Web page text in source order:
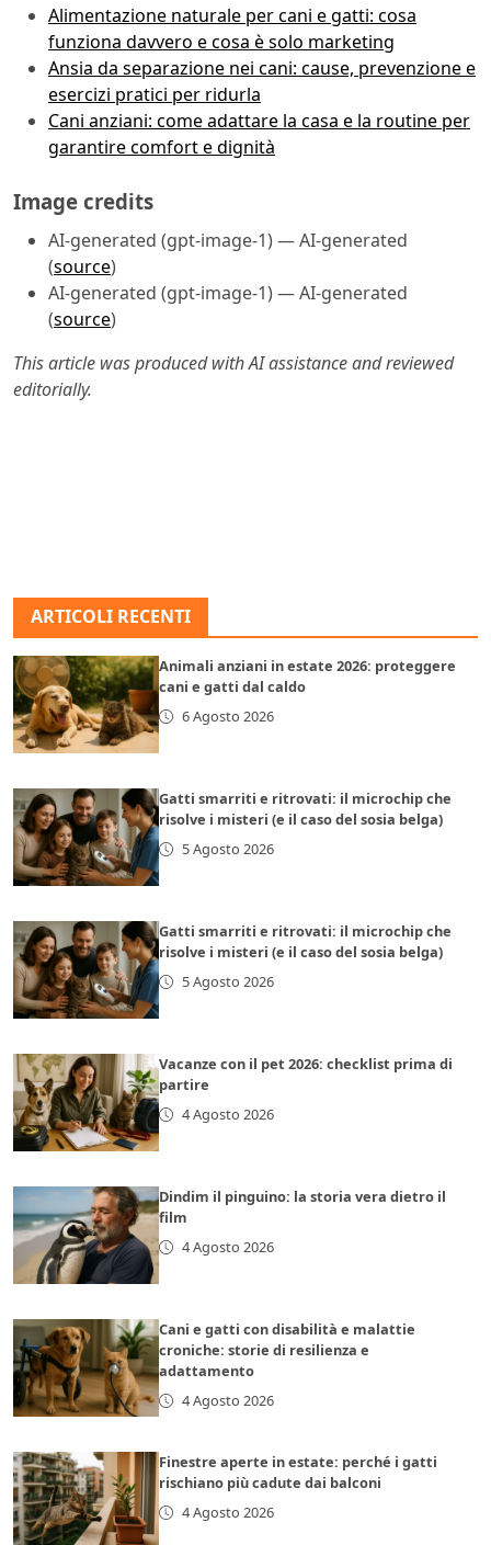
Alimentazione naturale per cani e gatti: cosa
funziona davvero e cosa è solo marketing
Ansia da separazione nei cani: cause, prevenzione e
esercizi pratici per ridurla
Cani anziani: come adattare la casa e la routine per
garantire comfort e dignità
Image credits
AI-generated (gpt-image-1) — AI-generated
(source)
AI-generated (gpt-image-1) — AI-generated
(source)
This article was produced with AI assistance and reviewed
editorially.
ARTICOLI RECENTI
Animali anziani in estate 2026: proteggere
cani e gatti dal caldo
6 Agosto 2026
Gatti smarriti e ritrovati: il microchip che
risolve i misteri (e il caso del sosia belga)
5 Agosto 2026
Gatti smarriti e ritrovati: il microchip che
risolve i misteri (e il caso del sosia belga)
5 Agosto 2026
Vacanze con il pet 2026: checklist prima di
partire
4 Agosto 2026
Dindim il pinguino: la storia vera dietro il
film
4 Agosto 2026
Cani e gatti con disabilità e malattie
croniche: storie di resilienza e
adattamento
4 Agosto 2026
Finestre aperte in estate: perché i gatti
rischiano più cadute dai balconi
4 Agosto 2026